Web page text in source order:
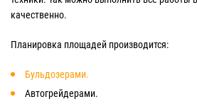
качественно.
Планировка площадей производится:
Бульдозерами.
Автогрейдерами.